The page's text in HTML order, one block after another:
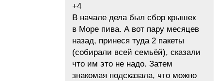
+4
В начале дела был сбор крышек
в Море пива. А вот пару месяцев
назад, принеся туда 2 пакеты
(собирали всей семьёй), сказали
что им это не надо. Затем
знакомая подсказала, что можно